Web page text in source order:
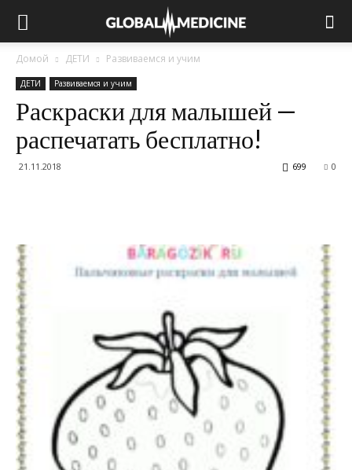
Домой ДЕТИ Развиваемся и учим
ДЕТИ Развиваемся и учим
Раскраски для малышей —
распечатать бесплатно!
21.11.2018 0
699